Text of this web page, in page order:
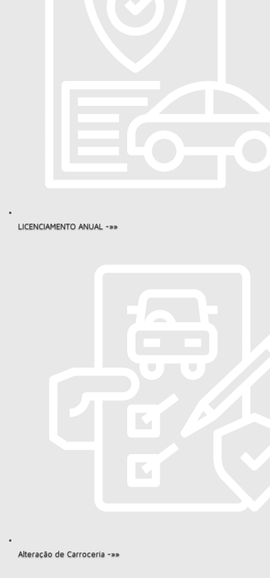
LICENCIAMENTO ANUAL -»»
Alteração de Carroceria -»»